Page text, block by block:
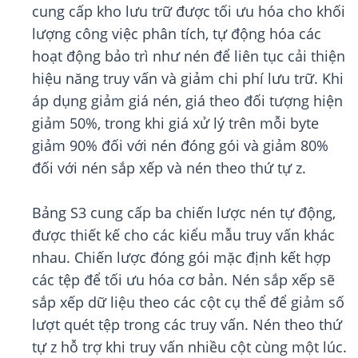
cung cấp kho lưu trữ được tối ưu hóa cho khối
lượng công việc phân tích, tự động hóa các
hoạt động bảo trì như nén để liên tục cải thiện
hiệu năng truy vấn và giảm chi phí lưu trữ. Khi
áp dụng giảm giá nén, giá theo đối tượng hiện
giảm 50%, trong khi giá xử lý trên mỗi byte
giảm 90% đối với nén đóng gói và giảm 80%
đối với nén sắp xếp và nén theo thứ tự z.
Bảng S3 cung cấp ba chiến lược nén tự động,
được thiết kế cho các kiểu mẫu truy vấn khác
nhau. Chiến lược đóng gói mặc định kết hợp
các tệp để tối ưu hóa cơ bản. Nén sắp xếp sẽ
sắp xếp dữ liệu theo các cột cụ thể để giảm số
lượt quét tệp trong các truy vấn. Nén theo thứ
tự z hỗ trợ khi truy vấn nhiều cột cùng một lúc.